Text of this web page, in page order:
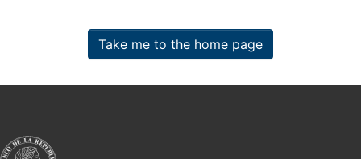
Take me to the home page